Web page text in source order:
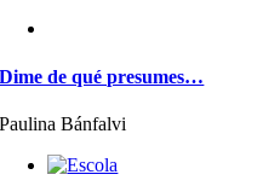
Dime de qué presumes…
Paulina Bánfalvi